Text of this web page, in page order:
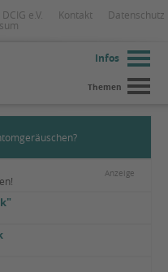
DCIG e.V. Kontakt
Datenschutz
Infos
Themen
Anzeige